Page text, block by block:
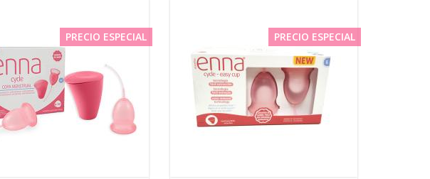
PRECIO ESPECIAL PRECIO ESPECIAL